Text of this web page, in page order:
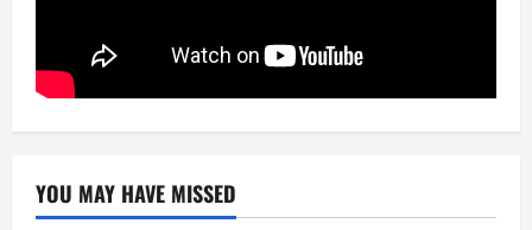
YOU MAY HAVE MISSED